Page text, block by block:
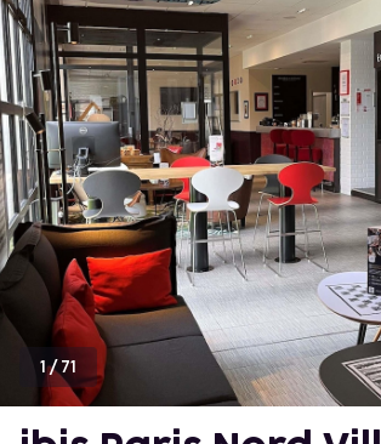
1/71